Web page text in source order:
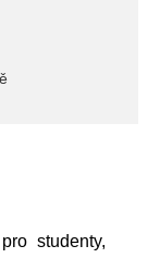
studenty,